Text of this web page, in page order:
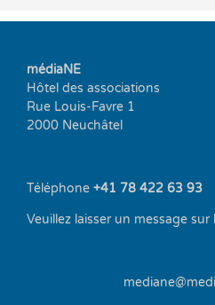
médiaNE
Hôtel des associations
Rue Louis-Favre 1
2000 Neuchâtel
Téléphone +41 78 422 63 93
Veuillez laisser un message